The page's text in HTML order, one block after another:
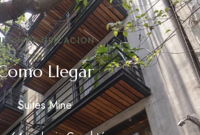
UBICACION
Llegar
Suites Mine